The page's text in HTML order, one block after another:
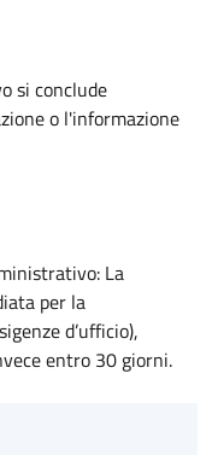
si conclude
o l'informazione
La
per la
d’ufficio),
entro 30 giorni.